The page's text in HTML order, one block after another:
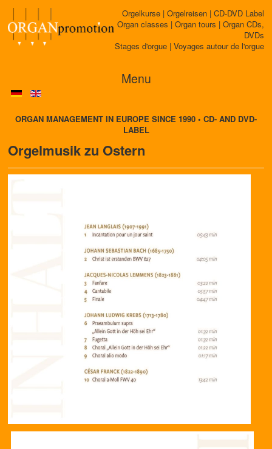
Orgelkurse | Orgelreisen | CD-DVD Label
Organ classes | Organ tours | Organ CDs,
DVDs
Stages d'orgue | Voyages autour de l'orgue
Menu
ORGAN MANAGEMENT IN EUROPE SINCE 1990 • CD- AND DVD-
LABEL
Orgelmusik zu Ostern